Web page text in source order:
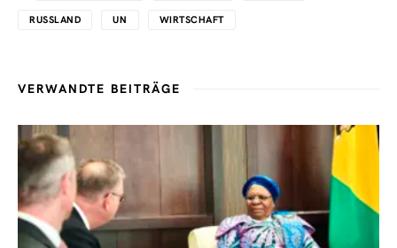
RUSSLAND UN WIRTSCHAFT
VERWANDTE BEITRÄGE